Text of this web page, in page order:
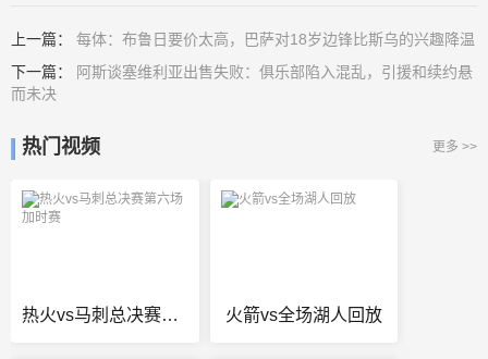
上一篇： 每体：布鲁日要价太高，巴萨对18岁边锋比斯乌的兴趣降温
下一篇：
阿斯谈塞维利亚出售失败：俱乐部陷入混乱，引援和续约悬
而未决
热门视频 更多 >>
热火vs马刺总决赛第六场加时赛 火箭vs全场湖人回放